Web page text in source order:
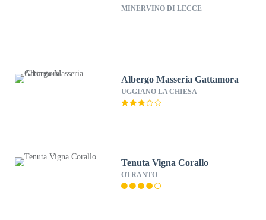
MINERVINO DI LECCE
Albergo Masseria Gattamora
UGGIANO LA CHIESA
Tenuta Vigna Corallo
OTRANTO